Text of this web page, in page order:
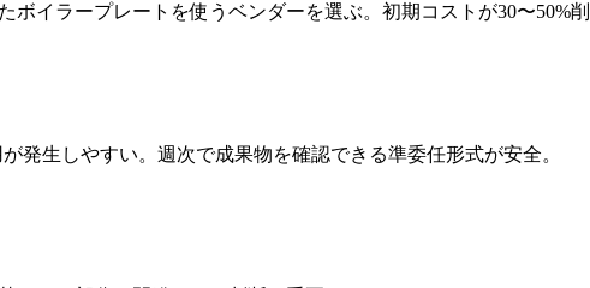
ボイラープレートを使うベンダーを選ぶ。初期コストが30〜50%
発生しやすい。週次で成果物を確認できる準委任形式が安全。